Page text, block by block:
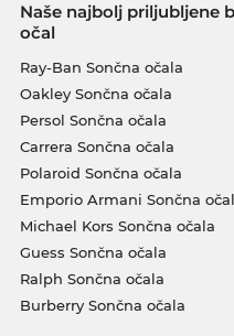
Naše najbolj priljubljene
očal
Ray-Ban Sončna očala
Oakley Sončna očala
Persol Sončna očala
Carrera Sončna očala
Polaroid Sončna očala
Emporio Armani Sončna
Michael Kors Sončna očala
Guess Sončna očala
Ralph Sončna očala
Burberry Sončna očala